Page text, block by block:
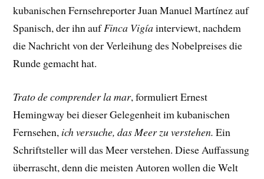
kubanischen Fernsehreporter Juan Manuel Martínez auf
Spanisch, der ihn aufFinca Vigíainterviewt, nachdem
die Nachricht von der Verleihung des Nobelpreises die
Runde gemacht hat.
Trato de comprender la mar, formuliert Ernest
Hemingway bei dieser Gelegenheit im kubanischen
Fernsehen, ich versuche, das Meer zu verstehen.Ein
Schriftsteller will das Meer verstehen. Diese Auffassung
überrascht, denn die meisten Autoren wollen die Welt